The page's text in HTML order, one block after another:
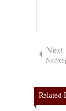
Next
Related